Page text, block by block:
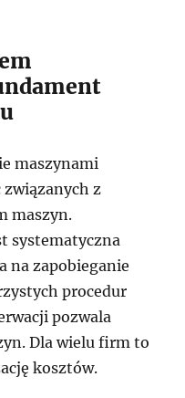
maszynami
związanych z
maszyn.
systematyczna
na zapobieganie
procedur
pozwala
Dla wielu firm to
kosztów.